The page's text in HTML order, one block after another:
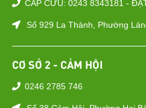
CẤP CỨU: 0243 8343181 -
Số 929 La Thành, Phường
CƠ SỞ 2 - CẢM HỘI
0246 2785 746